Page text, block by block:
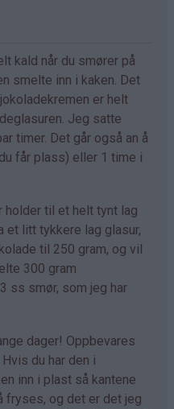
kald når du smører på
smelte inn i kaken. Det
er helt
Jeg satte
timer. Det går også an å
får plass) eller 1 time i
holder til et helt tynt lag
et litt tykkere lag glasur,
til 250 gram, og vil
300 gram
ss smør, som jeg har
dager! Oppbevares
du har den i
inn i plast så kantene
fryses, og det er det jeg